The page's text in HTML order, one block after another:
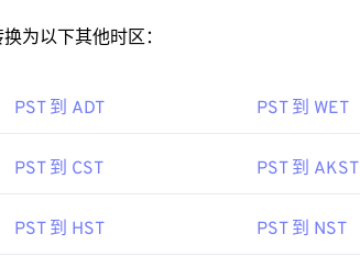
为以下其他时区：
PST 到 ADT PST 到 WET
PST 到 CST PST 到 AKST
PST 到 HST PST 到 NST